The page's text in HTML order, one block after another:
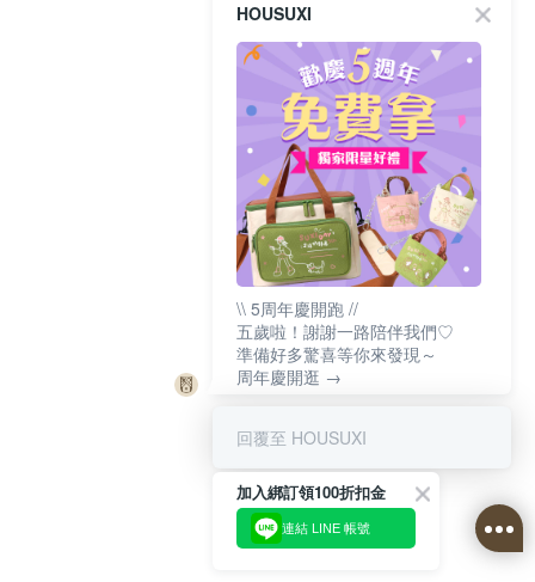
HOUSUXI
\\ 5周年慶開跑 //
五歲啦！謝謝一路陪伴我們♡
準備好多驚喜等你來發現～
周年慶開逛 →
回覆至 HOUSUXI
加入綁訂領100折扣金
連結 LINE 帳號